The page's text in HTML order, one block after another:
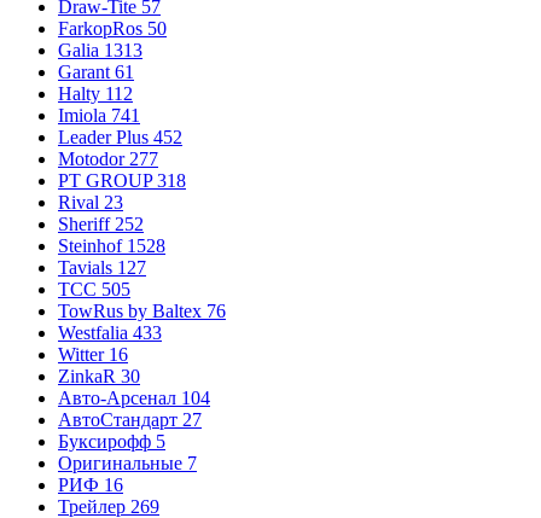
Draw-Tite 57
FarkopRos 50
Galia 1313
Garant 61
Halty 112
Imiola 741
Leader Plus 452
Motodor 277
PT GROUP 318
Rival 23
Sheriff 252
Steinhof 1528
Tavials 127
TCC 505
TowRus by Baltex 76
Westfalia 433
Witter 16
ZinkaR 30
Авто-Арсенал 104
АвтоСтандарт 27
Буксирофф 5
Оригинальные 7
РИФ 16
Трейлер 269